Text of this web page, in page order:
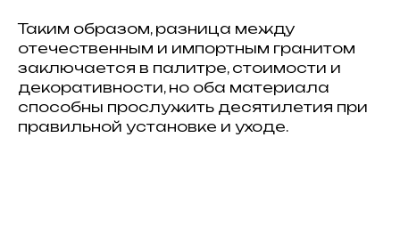
Таким образом, разница между
отечественным и импортным гранитом
заключается в палитре, стоимости и
декоративности, но оба материала
способны прослужить десятилетия при
правильной установке и уходе.